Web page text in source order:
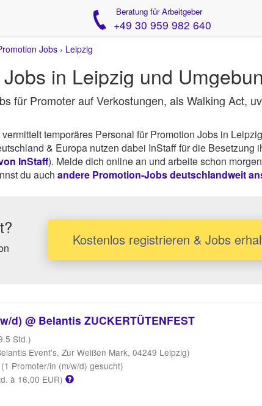
Beratung für Arbeitgeber
+49 30 959 982 640
Jobs › Leipzig
in Leipzig und
für Promoter auf Verkostungen, als Walking Act,
temporäres Personal für Promotion Jobs in
& Europa nutzen dabei InStaff für die Besetzung
InStaff). Melde dich online an und arbeite schon
du auch andere Promotion-Jobs deutschlandweit
Kostenlos registrieren & Jobs
d) @ Belantis ZUCKERTÜTENFEST
Std.)
Event's, Zur Weißen Mark, 04249 Leipzig)
(1 Promoter/in (m/w/d) gesucht)
à 16,00 EUR)